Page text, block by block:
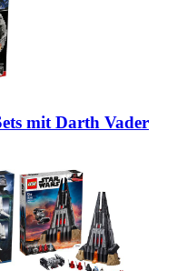
mit Darth Vader